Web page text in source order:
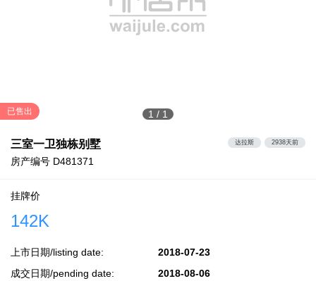
1 / 1
已售出
三室一卫独栋别墅
房产编号 D481371
达拉斯 2938天前
挂牌价
142K
上市日期/listing date:
成交日期/pending date:
2018-07-23
2018-08-06